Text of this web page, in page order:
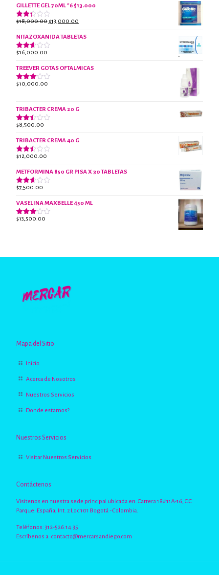
2.61
de 5
original
era:
actual
GILLETTE GEL 70ML *6 $13.000
Valorado
2.38
de 5
$18,000.00 El
original
era:
$13,000.00
actual
NITAZOXANIDA TABLETAS
Valorado
2.61
de 5
$16,000.00
TREEVER GOTAS OFTALMICAS
Valorado
$10,000.00
TRIBACTER CREMA 20 G
Valorado
2.44
de 5
$8,500.00
TRIBACTER CREMA 40 G
Valorado
2.40
de 5
$12,000.00
METFORMINA 850 GR PISA X 30 TABLETAS
Valorado
2.62
de 5
$7,500.00
VASELINA MAXBELLE 450 ML
Valorado
$13,500.00
Mapa del Sitio
Inicio
Acerca de Nosotros
Nuestros Servicios
Donde estamos?
Nuestros Servicios
Visitar Nuestros Servicios
Contáctenos
Visitenos en nuestra sede principal ubicada en: Carrera 18#11A-16, C.C
Parque. España, Int. 2 Loc 101 Bogotá - Colombia.
Teléfonos: 312-526.14.35
Escríbenos a: contacto@mercarsandiego.com